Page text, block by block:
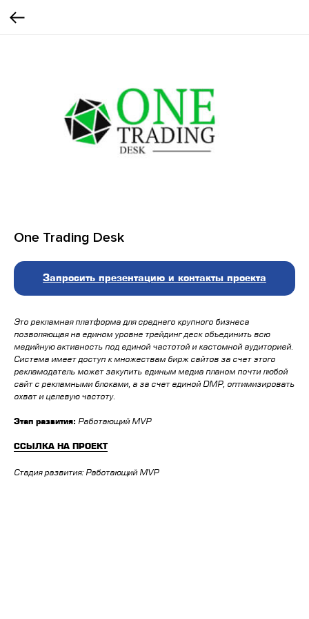
One Trading Desk
Запросить презентацию и контакты проекта
Это рекламная платформа для среднего крупного бизнеса
позволяющая на едином уровне трейдинг деск объединить всю
медийную активность под единой частотой и кастомной аудиторией.
Система имеет доступ к множествам бирж сайтов за счет этого
рекламодатель может закупить единым медиа планом почти любой
сайт с рекламными блоками, а за счет единой DMP, оптимизировать
охват и целевую частоту.
Этап развития: Работающий MVP
ССЫЛКА НА ПРОЕКТ
Стадия развития: Работающий MVP